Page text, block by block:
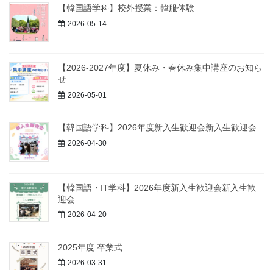
【韓国語学科】校外授業：韓服体験
2026-05-14
【2026-2027年度】夏休み・春休み集中講座のお知ら
せ
2026-05-01
【韓国語学科】2026年度新入生歓迎会新入生歓迎会
2026-04-30
【韓国語・IT学科】2026年度新入生歓迎会新入生歓
迎会
2026-04-20
2025年度 卒業式
2026-03-31